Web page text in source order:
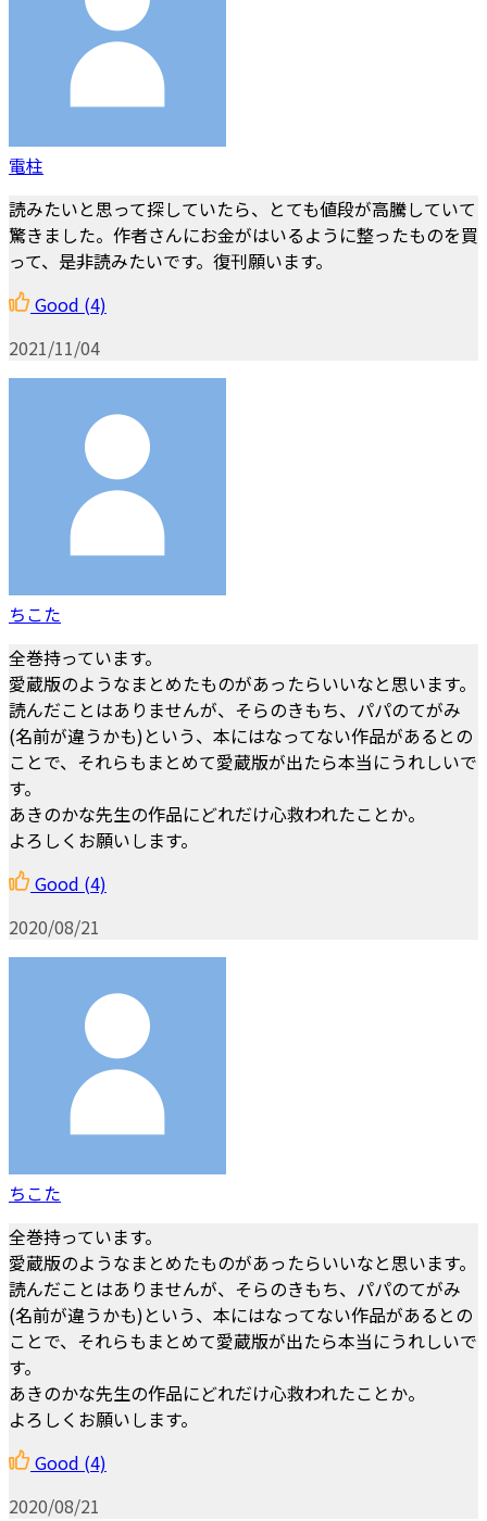
電柱
読みたいと思って探していたら、とても値段が高騰していて
驚きました。作者さんにお金がはいるように整ったものを買
って、是非読みたいです。復刊願います。
Good (4)
2021/11/04
ちこた
全巻持っています。
愛蔵版のようなまとめたものがあったらいいなと思います。
読んだことはありませんが、そらのきもち、パパのてがみ
(名前が違うかも)という、本にはなってない作品があるとの
ことで、それらもまとめて愛蔵版が出たら本当にうれしいで
す。
あきのかな先生の作品にどれだけ心救われたことか。
よろしくお願いします。
Good (4)
2020/08/21
ちこた
全巻持っています。
愛蔵版のようなまとめたものがあったらいいなと思います。
読んだことはありませんが、そらのきもち、パパのてがみ
(名前が違うかも)という、本にはなってない作品があるとの
ことで、それらもまとめて愛蔵版が出たら本当にうれしいで
す。
あきのかな先生の作品にどれだけ心救われたことか。
よろしくお願いします。
Good (4)
2020/08/21